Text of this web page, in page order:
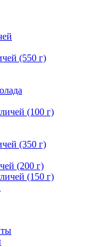
(550 г)
(100 г)
(350 г)
(200 г)
(150 г)